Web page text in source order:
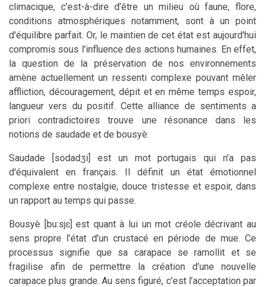
climacique, c’est-à-dire d’être un milieu où faune, flore,
conditions atmosphériques notamment, sont à un point
d'équilibre parfait. Or, le maintien de cet état est aujourd'hui
compromis sous l'influence des actions humaines. En effet,
la question de la préservation de nos environnements
amène actuellement un ressenti complexe pouvant mêler
affliction, découragement, dépit et en même temps espoir,
langueur vers du positif. Cette alliance de sentiments a
priori contradictoires trouve une résonance dans les
notions de saudade et de bousyè.
Saudade [sodadʒi] est un mot portugais qui n’a pas
d'équivalent en français. Il définit un état émotionnel
complexe entre nostalgie, douce tristesse et espoir, dans
un rapport au temps qui passe.
Bousyè [bu:sjɛ] est quant à lui un mot créole décrivant au
sens propre l’état d’un crustacé en période de mue. Ce
processus signifie que sa carapace se ramollit et se
fragilise afin de permettre la création d’une nouvelle
carapace plus grande. Au sens figuré, c’est l’acceptation par